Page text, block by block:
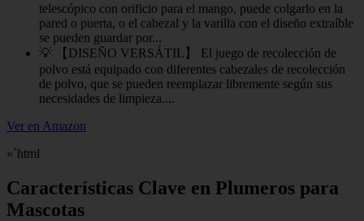
telescópico con orificio para el mango, puede colgarlo en la
pared o puerta, o el cabezal y la varilla con el diseño extraíble
se pueden guardar por...
💡 【DISEÑO VERSÁTIL】 El juego de recolección de
polvo está equipado con diferentes cabezales de recolección
de polvo, que se pueden reemplazar libremente según sus
necesidades de limpieza....
Ver en Amazon
«`html
Características Clave en Plumeros para
Mascotas